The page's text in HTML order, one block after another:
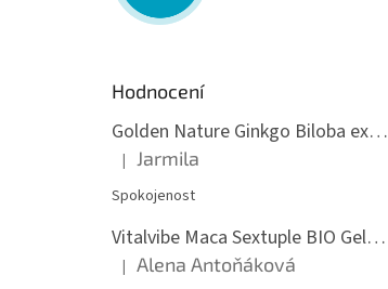
Hodnocení
Golden Nature Ginkgo Biloba extrakt 50:1 60mg, 100 kapslí
Hodnocení produktu je 5 z 5 hvězdiček.
| Jarmila
Spokojenost
Vitalvibe Maca Sextuple BIO Gelatinized 3-Complex, 60 kapslí
Hodnocení produktu je 5 z 5 hvězdiček.
| Alena Antoňáková